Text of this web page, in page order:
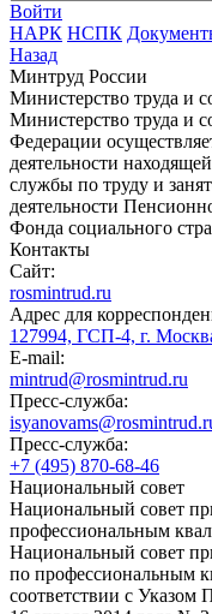
Войти
НАРК НСПК
Назад
Минтруд России
Министерство труда и
Министерство труда и
Федерации
деятельности
службы по труду и
деятельности
Фонда социального
Контакты
Сайт:
rosmintrud.ru
Адрес для
127994, ГСП-4, г.
E-mail:
mintrud@rosmintrud.ru
Пресс-служба:
Пресс-служба:
+7 (495) 870-68-46
Национальный совет
Национальный совет
профессиональным
Национальный совет
по профессиональным
соответствии с Указом